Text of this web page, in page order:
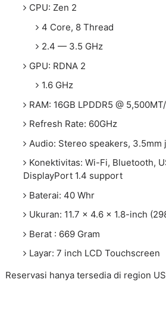
CPU: Zen 2
4 Core, 8 Thread
2.4 — 3.5 GHz
GPU: RDNA 2
1.6 GHz
RAM: 16GB LPDDR5 @
Refresh Rate: 60GHz
Audio: Stereo speakers, 3.5mm
Konektivitas: Wi-Fi, Bluetooth,
DisplayPort 1.4 support
Baterai: 40 Whr
Ukuran: 11.7 x 4.6 x 1.8-inch
Berat : 669 Gram
Layar: 7 inch LCD Touchscreen
Reservasi hanya tersedia di region